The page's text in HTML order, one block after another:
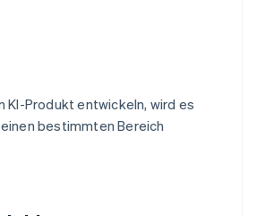
KI-Produkt entwickeln, wird es
bestimmten Bereich